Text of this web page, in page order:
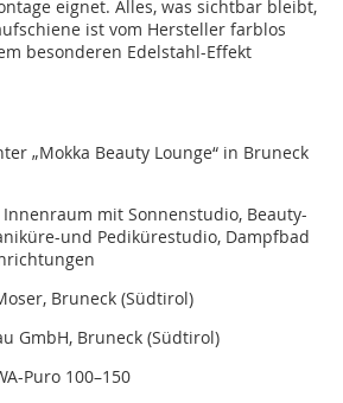
eignet. Alles, was sichtbar bleibt,
ist vom Hersteller farblos
besonderen Edelstahl-Effekt
„Mokka Beauty Lounge“ in Bruneck
mit Sonnenstudio, Beauty-
und Pedikürestudio, Dampfbad
Bruneck (Südtirol)
GmbH, Bruneck (Südtirol)
Puro 100–150